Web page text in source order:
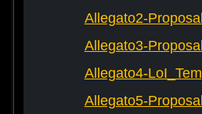
Allegato2-
Allegato3-
Allegato4-
Allegato5-